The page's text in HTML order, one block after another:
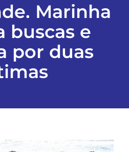
Marinha
buscas e
por duas